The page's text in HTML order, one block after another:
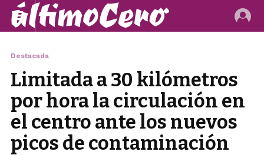
Destacada
Limitada a 30 kilómetros
por hora la circulación en
el centro ante los nuevos
picos de contaminación